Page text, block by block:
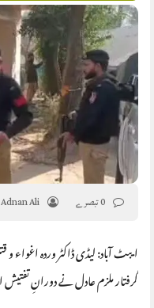
Adnan Ali
ایبٹ آباد: لیڈی ڈاکٹر وردہ
گرفتار ملزم عادل نے دورانِ